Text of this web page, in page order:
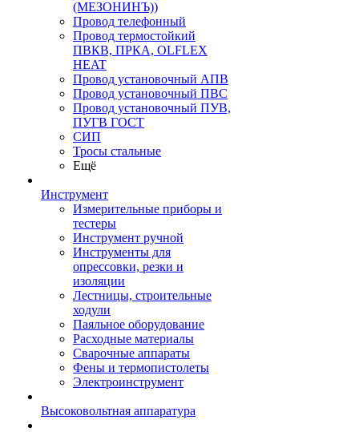
(МЕЗОНИНЪ))
Провод телефонный
Провод термостойкий
ПВКВ, ПРКА, OLFLEX
HEAT
Провод установочный АПВ
Провод установочный ПВС
Провод установочный ПУВ,
ПУГВ ГОСТ
СИП
Тросы стальные
Ещё
Инструмент
Измерительные приборы и
тестеры
Инструмент ручной
Инструменты для
опрессовки, резки и
изоляции
Лестницы, строительные
ходули
Паяльное оборудование
Расходные материалы
Сварочные аппараты
Фены и термопистолеты
Электроинструмент
Высоковольтная аппаратура